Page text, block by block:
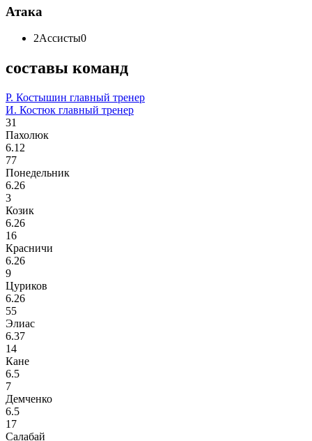
Атака
2Ассисты0
составы команд
Р. Костышин главный тренер
И. Костюк главный тренер
31
Пахолюк
6.12
77
Понедельник
6.26
3
Козик
6.26
16
Красничи
6.26
9
Цуриков
6.26
55
Элиас
6.37
14
Кане
6.5
7
Демченко
6.5
17
Салабай